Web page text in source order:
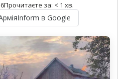
Прочитаєте за: < 1 хв.
в Google